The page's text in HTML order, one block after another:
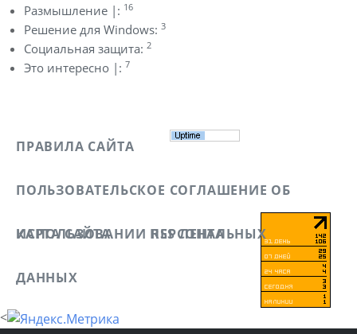
Размышление |: 16
Решение для Windows: 3
Социальная защита: 2
Это интересно |: 7
ПРАВИЛА САЙТА
ПОЛЬЗОВАТЕЛЬСКОЕ СОГЛАШЕНИЕ ОБ
ИСПОЛЬЗОВАНИИ ПЕРСОНАЛЬНЫХ
ДАННЫХ
КАРТА САЙТА RSS ЛЕНТА
<